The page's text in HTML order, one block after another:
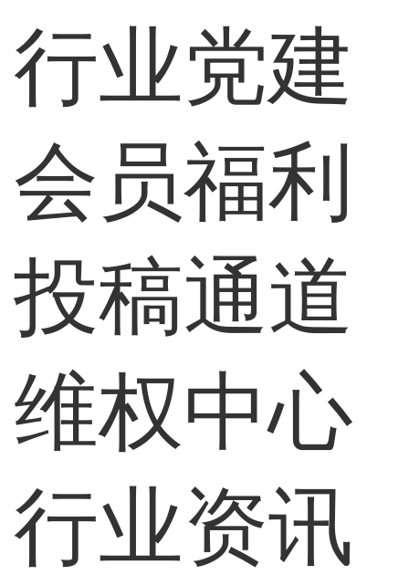
行业党建
会员福利
投稿通道
维权中心
行业资讯